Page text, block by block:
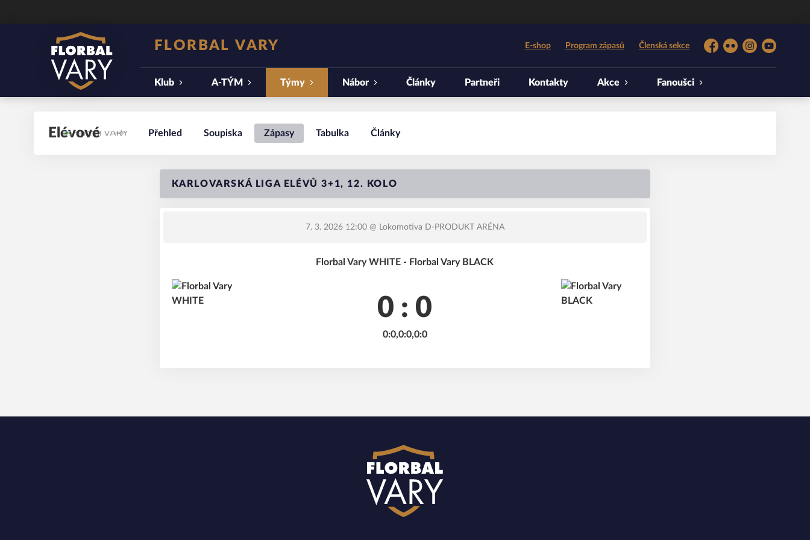
FLORBAL VARY E-shop Program zápasů Členská sekce
Facebook
FlickrInstagramYouTube
Klub A-TÝM Týmy Nábor Články Partneři Kontakty Akce Fanoušci
Elévové Přehled Soupiska Zápasy Tabulka Články
KARLOVARSKÁ LIGA ELÉVŮ 3+1, 12. KOLO
7. 3. 2026 12:00@ Lokomotiva D-PRODUKT ARÉNA
Florbal Vary WHITE - Florbal Vary BLACK
0 : 0
0:0,0:0,0:0